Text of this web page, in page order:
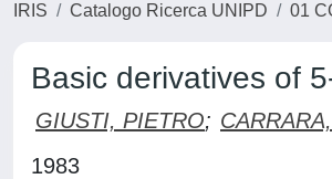
IRIS Catalogo Ricerca UNIPD 01
Basic derivatives of
GIUSTI, PIETRO;
1983